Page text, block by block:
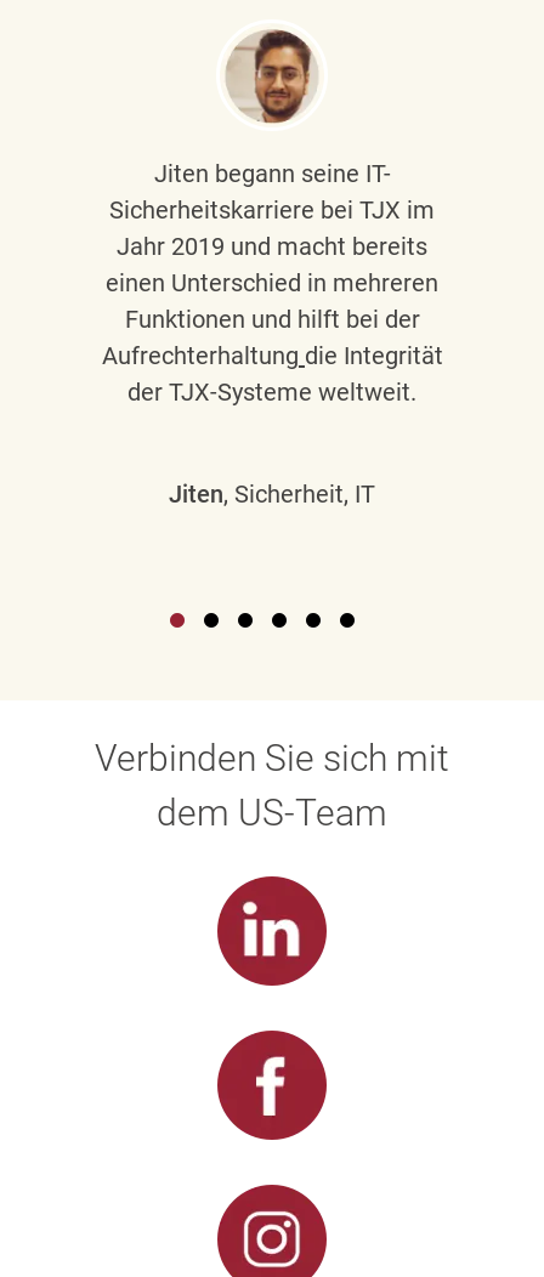
Jiten begann seine IT-
Sicherheitskarriere bei TJX im
Jahr 2019 und macht bereits
einen Unterschied in mehreren
Funktionen und hilft bei der
Aufrechterhaltung die Integrität
der TJX-Systeme weltweit.
Jiten, Sicherheit, IT
Verbinden Sie sich mit
dem US-Team